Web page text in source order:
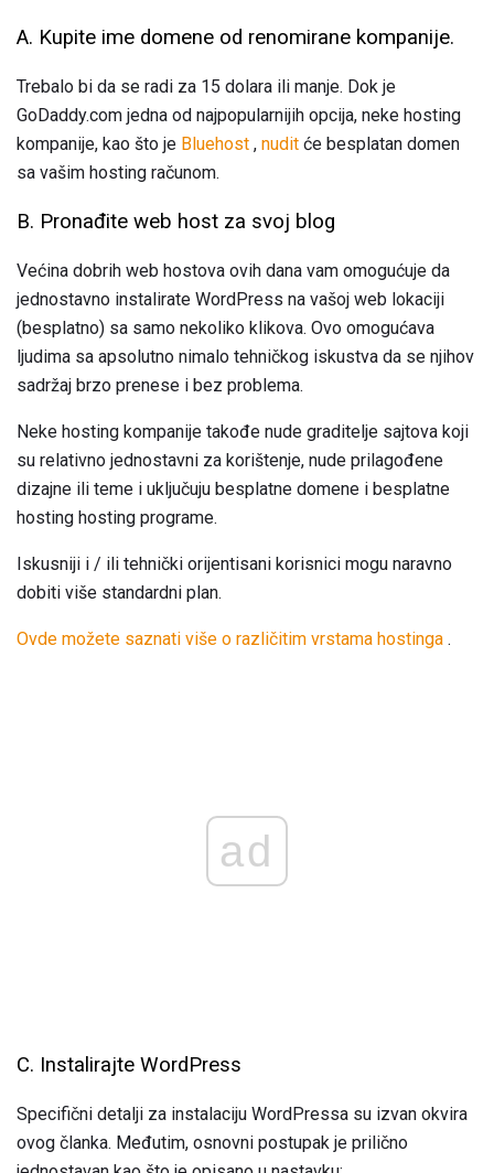
A. Kupite ime domene od renomirane kompanije.
Trebalo bi da se radi za 15 dolara ili manje. Dok je
GoDaddy.com jedna od najpopularnijih opcija, neke hosting
kompanije, kao što je Bluehost , nudit će besplatan domen
sa vašim hosting računom.
B. Pronađite web host za svoj blog
Većina dobrih web hostova ovih dana vam omogućuje da
jednostavno instalirate WordPress na vašoj web lokaciji
(besplatno) sa samo nekoliko klikova. Ovo omogućava
ljudima sa apsolutno nimalo tehničkog iskustva da se njihov
sadržaj brzo prenese i bez problema.
Neke hosting kompanije takođe nude graditelje sajtova koji
su relativno jednostavni za korištenje, nude prilagođene
dizajne ili teme i uključuju besplatne domene i besplatne
hosting hosting programe.
Iskusniji i / ili tehnički orijentisani korisnici mogu naravno
dobiti više standardni plan.
Ovde možete saznati više o različitim vrstama hostinga .
ad
C. Instalirajte WordPress
Specifični detalji za instalaciju WordPressa su izvan okvira
ovog članka. Međutim, osnovni postupak je prilično